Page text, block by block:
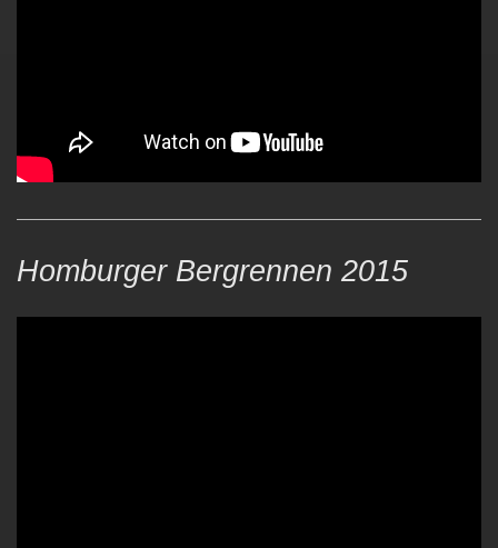
Homburger Bergrennen 2015